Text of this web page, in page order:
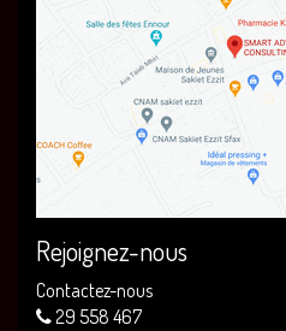
Rejoignez-nous
Contactez-nous
29 558 467